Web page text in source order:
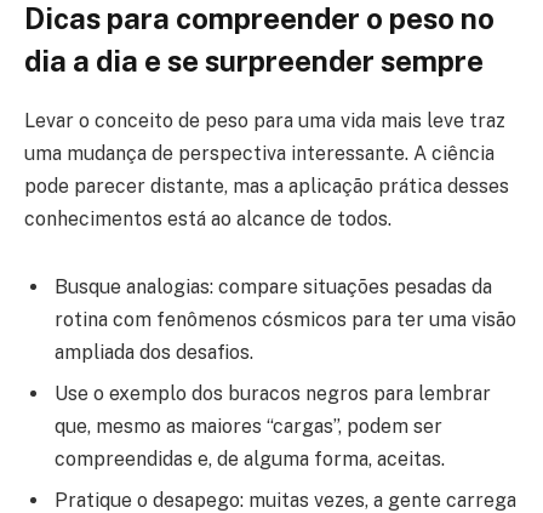
Dicas para compreender o peso no
dia a dia e se surpreender sempre
Levar o conceito de peso para uma vida mais leve traz
uma mudança de perspectiva interessante. A ciência
pode parecer distante, mas a aplicação prática desses
conhecimentos está ao alcance de todos.
Busque analogias: compare situações pesadas da
rotina com fenômenos cósmicos para ter uma visão
ampliada dos desafios.
Use o exemplo dos buracos negros para lembrar
que, mesmo as maiores “cargas”, podem ser
compreendidas e, de alguma forma, aceitas.
Pratique o desapego: muitas vezes, a gente carrega